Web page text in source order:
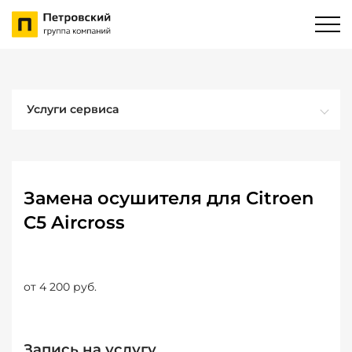
Услуги сервиса
Замена осушителя для Citroen
C5 Aircross
от 4 200 руб.